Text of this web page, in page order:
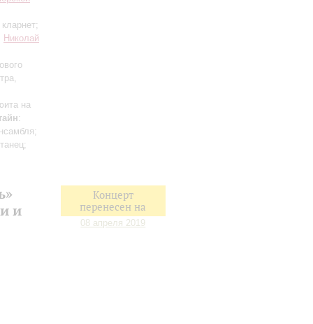
кларнет;
Николай
на
:
и
Концерт
перенесен на
08 апреля 2019